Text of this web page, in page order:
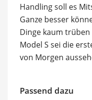
Handling soll es
Ganze besser
Dinge kaum
Model S sei die
von Morgen
Passend dazu